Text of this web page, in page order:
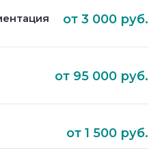
от 3 000 руб.
от 95 000 руб.
от 1 500 руб.